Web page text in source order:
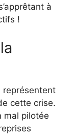
à
!
représentent
cette crise.
mal pilotée